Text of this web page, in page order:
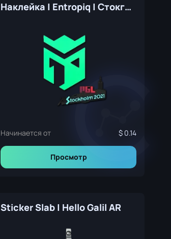
Наклейка | Entropiq | Стокгольм-2021
Начинается от 0.14
Просмотр
Sticker Slab | Hello Galil AR